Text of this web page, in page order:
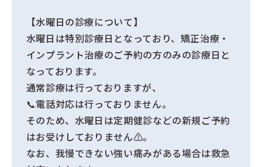
【水曜日の診療について】
水曜日は特別診療日となっており、矯正治療・
インプラント治療のご予約の方のみの診療日と
なっております。
通常診療は行っておりますが、
📞電話対応は行っておりません。
そのため、水曜日は定期健診などの新規ご予約
はお受けしておりません⚠️。
なお、我慢できない強い痛みがある場合は救急